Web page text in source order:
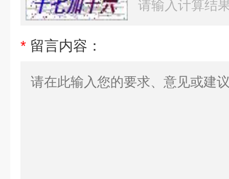
* 留言内容：